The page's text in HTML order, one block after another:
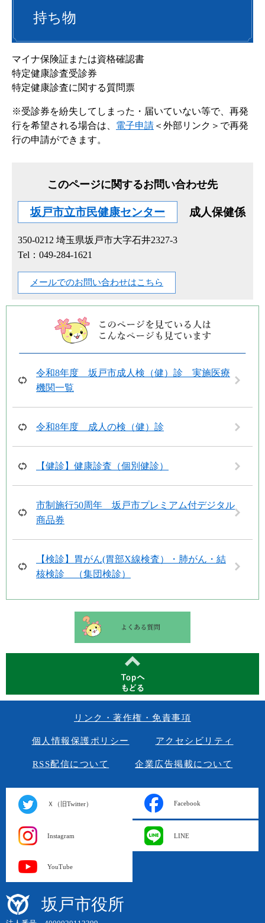
持ち物
マイナ保険証または資格確認書
特定健康診査受診券
特定健康診査に関する質問票
※受診券を紛失してしまった・届いていない等で、再発
行を希望される場合は、 電子申請 ＜外部リンク＞ で再発
行の申請ができます。
このページに関するお問い合わせ先
坂戸市立市民健康センター 成人保健係
350-0212 埼玉県坂戸市大字石井2327-3
Tel：049-284-1621
メールでのお問い合わせはこちら
令和8年度 坂戸市成人検（健）診 実施医療
機関一覧
令和8年度 成人の検（健）診
【健診】健康診査（個別健診）
市制施行50周年 坂戸市プレミアム付デジタル
商品券
【検診】胃がん(胃部X線検査）・肺がん・結
核検診 （集団検診）
リンク・著作権・免責事項
個人情報保護ポリシー アクセシビリティ
RSS配信について 企業広告掲載について
Ｘ（旧Twitter） Facebook
Instagram LINE
YouTube
坂戸市役所